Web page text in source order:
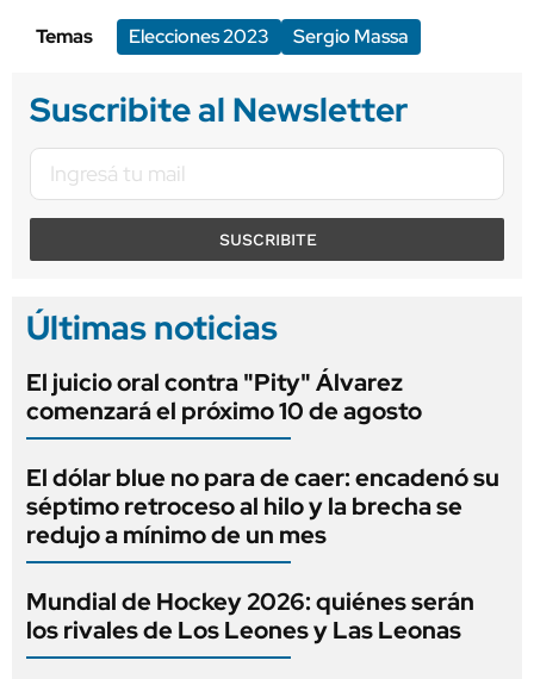
Temas
Elecciones 2023 Sergio Massa
Suscribite al Newsletter
SUSCRIBITE
Últimas noticias
El juicio oral contra "Pity" Álvarez
comenzará el próximo 10 de agosto
El dólar blue no para de caer: encadenó su
séptimo retroceso al hilo y la brecha se
redujo a mínimo de un mes
Mundial de Hockey 2026: quiénes serán
los rivales de Los Leones y Las Leonas